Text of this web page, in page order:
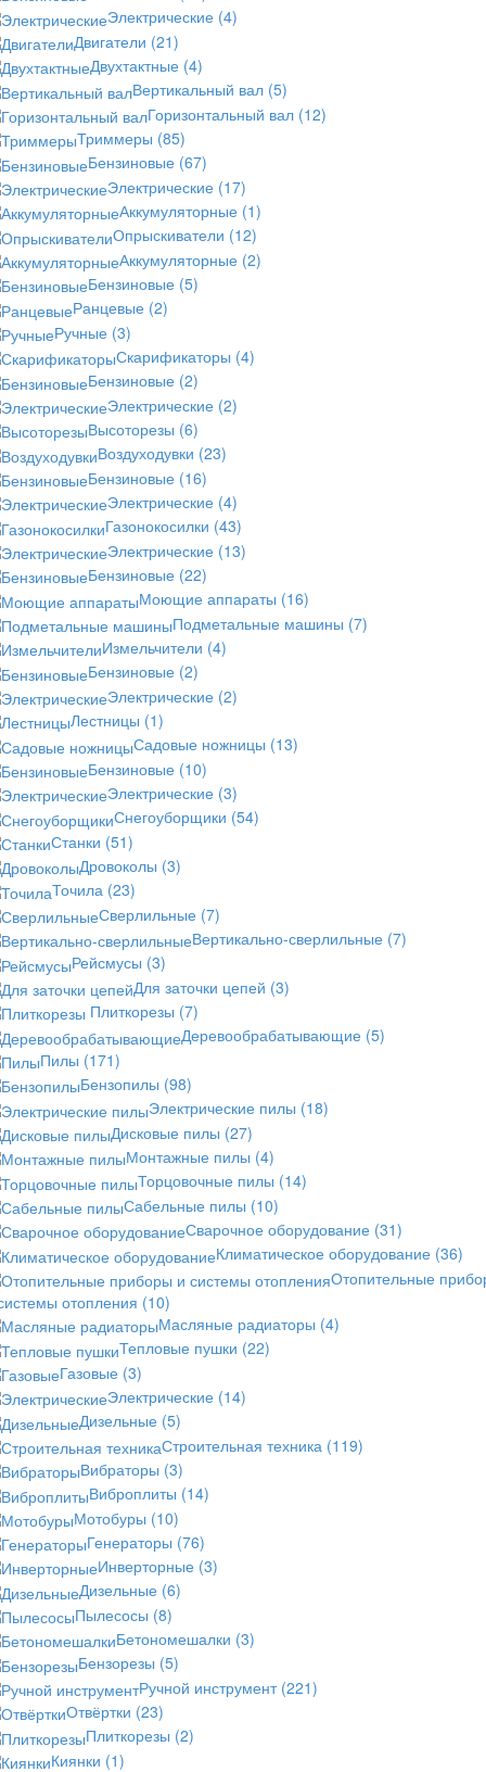
Электрические (4)
Двигатели (21)
Двухтактные (4)
Вертикальный вал (5)
Горизонтальный вал (12)
Триммеры (85)
Бензиновые (67)
Электрические (17)
Аккумуляторные (1)
Опрыскиватели (12)
Аккумуляторные (2)
Бензиновые (5)
Ранцевые (2)
Ручные (3)
Скарификаторы (4)
Бензиновые (2)
Электрические (2)
Высоторезы (6)
Воздуходувки (23)
Бензиновые (16)
Электрические (4)
Газонокосилки (43)
Электрические (13)
Бензиновые (22)
Моющие аппараты (16)
Подметальные машины (7)
Измельчители (4)
Бензиновые (2)
Электрические (2)
Лестницы (1)
Садовые ножницы (13)
Бензиновые (10)
Электрические (3)
Снегоуборщики (54)
Станки (51)
Дровоколы (3)
Точила (23)
Сверлильные (7)
Вертикально-сверлильные (7)
Рейсмусы (3)
Для заточки цепей (3)
Плиткорезы (7)
Деревообрабатывающие (5)
Пилы (171)
Бензопилы (98)
Электрические пилы (18)
Дисковые пилы (27)
Монтажные пилы (4)
Торцовочные пилы (14)
Сабельные пилы (10)
Сварочное оборудование (31)
Климатическое оборудование (36)
Отопительные
отопления (10)
Масляные радиаторы (4)
Тепловые пушки (22)
Газовые (3)
Электрические (14)
Дизельные (5)
Строительная техника (119)
Вибраторы (3)
Виброплиты (14)
Мотобуры (10)
Генераторы (76)
Инверторные (3)
Дизельные (6)
Пылесосы (8)
Бетономешалки (3)
Бензорезы (5)
Ручной инструмент (221)
Отвёртки (23)
Плиткорезы (2)
Киянки (1)